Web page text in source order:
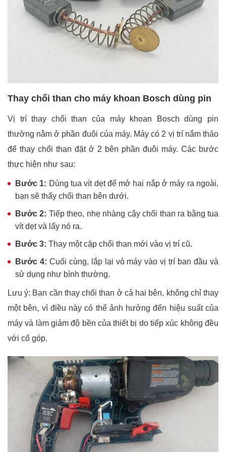
Thay chổi than cho máy khoan Bosch dùng pin
Vị trí thay chổi than của máy khoan Bosch dùng pin
thường nằm ở phần đuôi của máy. Máy có 2 vị trí nắm tháo
để thay chổi than đặt ở 2 bên phần đuôi máy. Các bước
thực hiện như sau:
Bước 1: Dùng tua vít dẹt để mở hai nắp ở máy ra ngoài,
bạn sẽ thấy chổi than bên dưới.
Bước 2: Tiếp theo, nhẹ nhàng cậy chổi than ra bằng tua
vít dẹt và lấy nó ra.
Bước 3: Thay một cặp chổi than mới vào vị trí cũ.
Bước 4: Cuối cùng, lắp lại vỏ máy vào vị trí ban đầu và
sử dụng như bình thường.
Lưu ý: Bạn cần thay chổi than ở cả hai bên, không chỉ thay
một bên, vì điều này có thể ảnh hưởng đến hiệu suất của
máy và làm giảm độ bền của thiết bị do tiếp xúc không đều
với cổ góp.